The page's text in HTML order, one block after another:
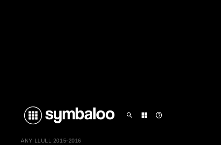
ANY LLULL 2015-2016